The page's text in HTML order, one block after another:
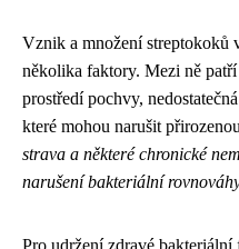
Vznik a množení streptokoků
několika faktory. Mezi ně
prostředí pochvy,
které mohou narušit
strava a některé chronické
narušení bakteriální
Pro udržení zdravé